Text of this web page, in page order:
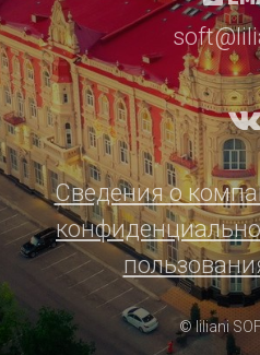
Сведения о
© liliani